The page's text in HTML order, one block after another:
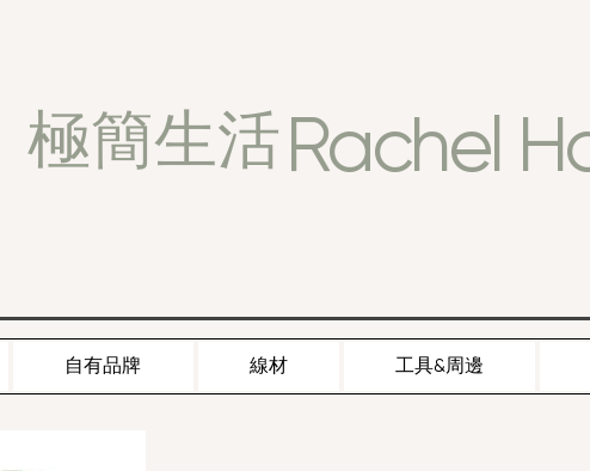
極簡生活Rachel
自有品牌 線材 工具&周邊